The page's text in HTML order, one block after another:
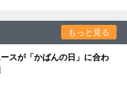
もっと見る
スが「かばんの日」に合わ